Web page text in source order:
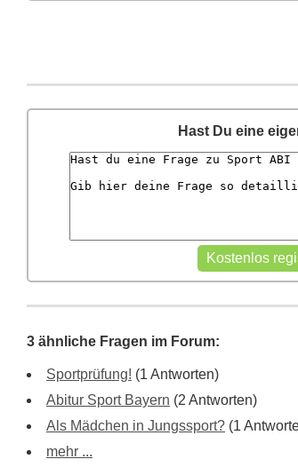
Hast Du eine
3 ähnliche Fragen im Forum:
Sportprüfung! (1 Antworten)
Abitur Sport Bayern (2 Antworten)
Als Mädchen in Jungssport? (1
mehr ...